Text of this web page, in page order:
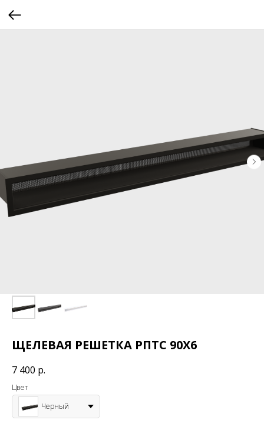
ЩЕЛЕВАЯ РЕШЕТКА РПТС 90Х6
7 400 р.
Цвет
Черный